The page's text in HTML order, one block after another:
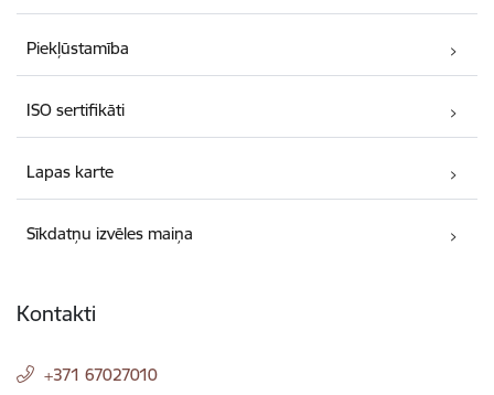
Piekļūstamība
ISO sertifikāti
Lapas karte
Sīkdatņu izvēles maiņa
Kontakti
+371 67027010